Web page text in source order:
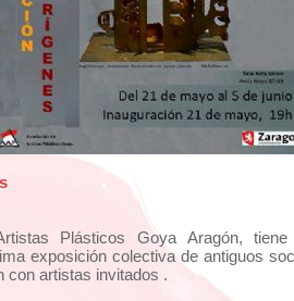
Plásticos Goya Aragón,
exposición colectiva de antiguos
con artistas invitados .